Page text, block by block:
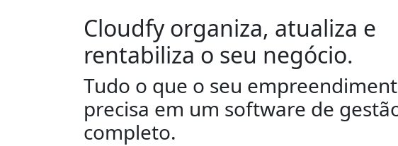
Cloudfy organiza, atualiza e
rentabiliza o seu negócio.
Tudo o que o seu
precisa em um software de
completo.